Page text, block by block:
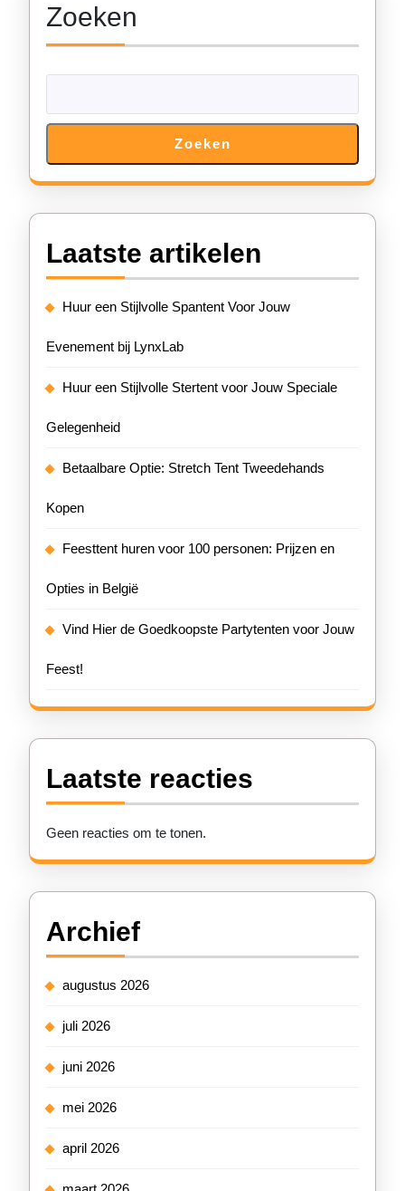
Zoeken
Zoeken
Laatste artikelen
Huur een Stijlvolle Spantent Voor Jouw
Evenement bij LynxLab
Huur een Stijlvolle Stertent voor Jouw Speciale
Gelegenheid
Betaalbare Optie: Stretch Tent Tweedehands
Kopen
Feesttent huren voor 100 personen: Prijzen en
Opties in België
Vind Hier de Goedkoopste Partytenten voor Jouw
Feest!
Laatste reacties
Geen reacties om te tonen.
Archief
augustus 2026
juli 2026
juni 2026
mei 2026
april 2026